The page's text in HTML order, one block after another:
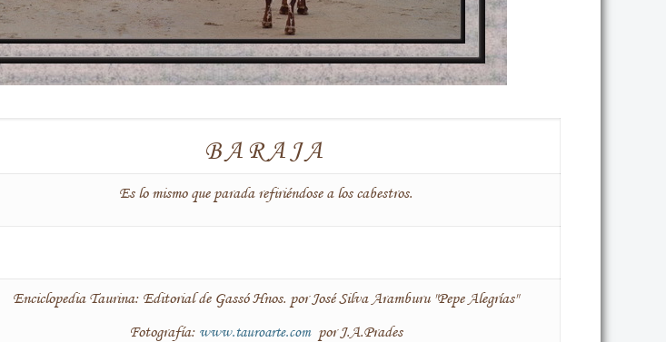
BARAJA
Es lo mismo que parada refiriéndose a los cabestros.
Enciclopedia Taurina: Editorial de Gassó Hnos. por José Silva Aramburu "Pepe Alegrías"
Fotografía: www.tauroarte.com por J.A.Prades